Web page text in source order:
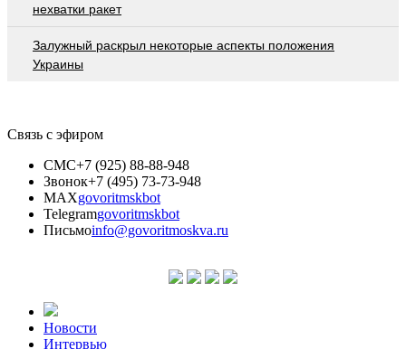
нехватки ракет
Залужный раскрыл некоторые аспекты положения
Украины
Связь с эфиром
СМС+7 (925) 88-88-948
Звонок+7 (495) 73-73-948
MAXgovoritmskbot
Telegramgovoritmskbot
Письмоinfo@govoritmoskva.ru
Новости
Интервью